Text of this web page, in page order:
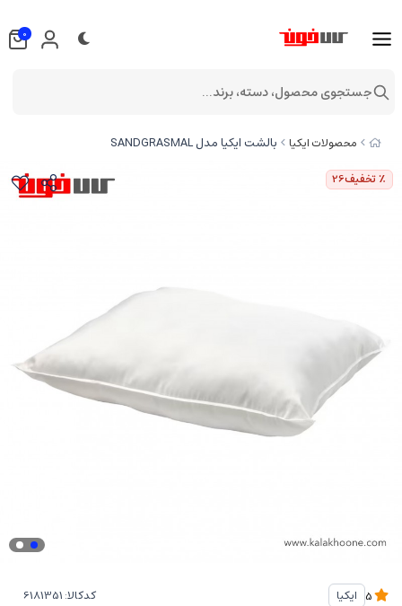
محصولات ایکیا بالشت ایکیا مدل SANDGRASMAL
٪ تخفیف26
ایکیا کدکالا:
0
جستجوی محصول، دسته، برند...